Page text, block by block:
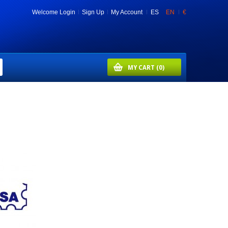
€
ES EN
WelcomeLogin Sign Up My Account
MY CART (0)